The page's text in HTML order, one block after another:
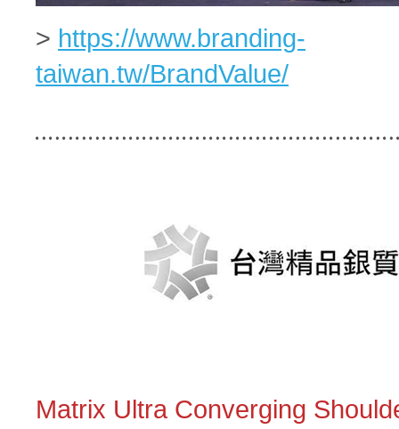
> https://www.branding-
taiwan.tw/BrandValue/
Matrix Ultra Converging